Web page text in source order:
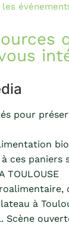
pour
ces paniers
TOULOUSE
à
Scène